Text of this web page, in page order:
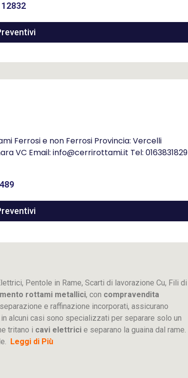
Ferrosi e non Ferrosi Provincia: Vercelli
VC Email: info@cerrirottami.it Tel: 0163831829
Pentole in Rame, Scarti di lavorazione Cu, Fili di
rottami metallici, con compravendita
e raffinazione incorporati, assicurano
alcuni casi sono specializzati per separare solo un
tritano i cavi elettrici e separano la guaina dal rame.
Leggi di Più